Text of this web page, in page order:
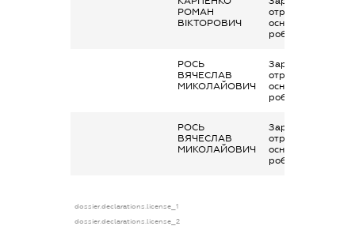
РОМАН
ВІКТОРОВИЧ
отримана за
основним місцем
роботи
РОСЬ
ВЯЧЕСЛАВ
МИКОЛАЙОВИЧ
Заробітна плата
отримана за
основним місцем
роботи
РОСЬ
ВЯЧЕСЛАВ
МИКОЛАЙОВИЧ
Заробітна плата
отримана за
основним місцем
роботи
dossier.declarations.license_1
dossier.declarations.license_2